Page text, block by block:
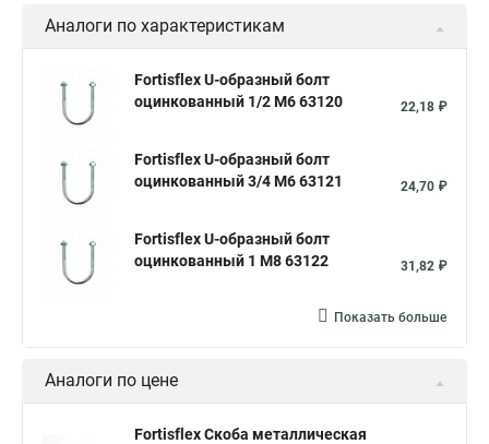
Аналоги по характеристикам
Fortisflex U-образный болт
оцинкованный 1/2 М6 63120
22,18 ₽
Fortisflex U-образный болт
оцинкованный 3/4 М6 63121
24,70 ₽
Fortisflex U-образный болт
оцинкованный 1 М8 63122
31,82 ₽
Показать больше
Аналоги по цене
Fortisflex Скоба металлическая